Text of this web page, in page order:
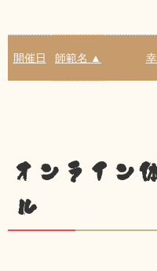
開催日 師範名 ▲
オンライン
ル